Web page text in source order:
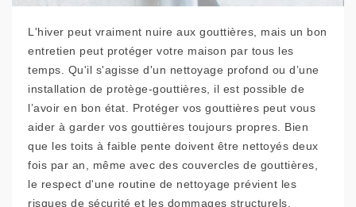
L'hiver peut vraiment nuire aux gouttières, mais un bon
entretien peut protéger votre maison par tous les
temps. Qu'il s'agisse d'un nettoyage profond ou d’une
installation de protège-gouttières, il est possible de
l’avoir en bon état. Protéger vos gouttières peut vous
aider à garder vos gouttières toujours propres. Bien
que les toits à faible pente doivent être nettoyés deux
fois par an, même avec des couvercles de gouttières,
le respect d'une routine de nettoyage prévient les
risques de sécurité et les dommages structurels.